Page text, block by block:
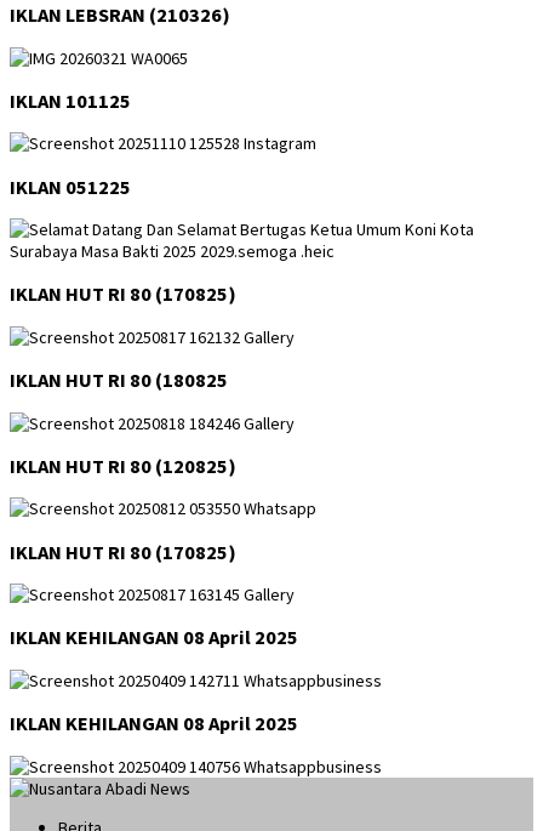
IKLAN LEBSRAN (210326)
IKLAN 101125
IKLAN 051225
IKLAN HUT RI 80 (170825)
IKLAN HUT RI 80 (180825
IKLAN HUT RI 80 (120825)
IKLAN HUT RI 80 (170825)
IKLAN KEHILANGAN 08 April 2025
IKLAN KEHILANGAN 08 April 2025